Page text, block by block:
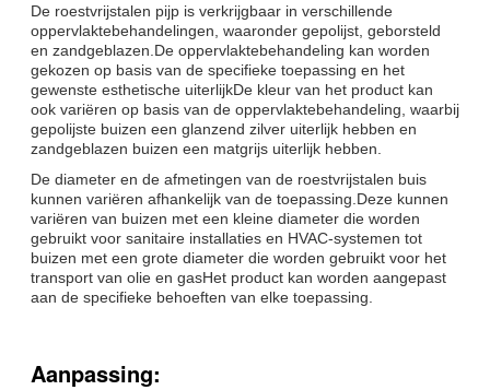
De roestvrijstalen pijp is verkrijgbaar in verschillende
oppervlaktebehandelingen, waaronder gepolijst, geborsteld
en zandgeblazen.De oppervlaktebehandeling kan worden
gekozen op basis van de specifieke toepassing en het
gewenste esthetische uiterlijkDe kleur van het product kan
ook variëren op basis van de oppervlaktebehandeling, waarbij
gepolijste buizen een glanzend zilver uiterlijk hebben en
zandgeblazen buizen een matgrijs uiterlijk hebben.
De diameter en de afmetingen van de roestvrijstalen buis
kunnen variëren afhankelijk van de toepassing.Deze kunnen
variëren van buizen met een kleine diameter die worden
gebruikt voor sanitaire installaties en HVAC-systemen tot
buizen met een grote diameter die worden gebruikt voor het
transport van olie en gasHet product kan worden aangepast
aan de specifieke behoeften van elke toepassing.
Aanpassing: